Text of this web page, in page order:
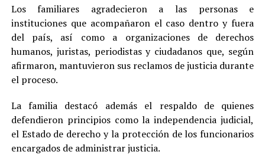
Los familiares agradecieron a las personas e
instituciones que acompañaron el caso dentro y fuera
del país, así como a organizaciones de derechos
humanos, juristas, periodistas y ciudadanos que, según
afirmaron, mantuvieron sus reclamos de justicia durante
el proceso.
La familia destacó además el respaldo de quienes
defendieron principios como la independencia judicial,
el Estado de derecho y la protección de los funcionarios
encargados de administrar justicia.